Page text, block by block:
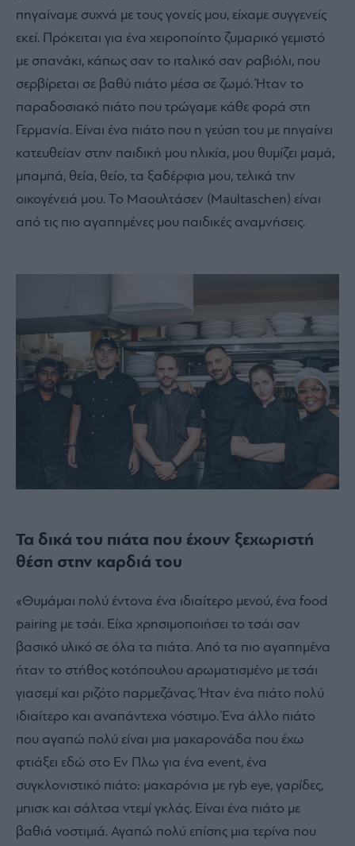
πηγαίναμε συχνά με τους γονείς μου, είχαμε συγγενείς
εκεί. Πρόκειται για ένα χειροποίητο ζυμαρικό γεμιστό
με σπανάκι, κάπως σαν το ιταλικό σαν ραβιόλι, που
σερβίρεται σε βαθύ πιάτο μέσα σε ζωμό. Ήταν το
παραδοσιακό πιάτο που τρώγαμε κάθε φορά στη
Γερμανία. Είναι ένα πιάτο που η γεύση του με πηγαίνει
κατευθείαν στην παιδική μου ηλικία, μου θυμίζει μαμά,
μπαμπά, θεία, θείο, τα ξαδέρφια μου, τελικά την
οικογένειά μου. Το Μαουλτάσεν (Maultaschen) είναι
από τις πιο αγαπημένες μου παιδικές αναμνήσεις.
Τα δικά του πιάτα που έχουν ξεχωριστή
θέση στην καρδιά του
«Θυμάμαι πολύ έντονα ένα ιδιαίτερο μενού, ένα food
pairing με τσάι. Είχα χρησιμοποιήσει το τσάι σαν
βασικό υλικό σε όλα τα πιάτα. Από τα πιο αγαπημένα
ήταν το στήθος κοτόπουλου αρωματισμένο με τσάι
γιασεμί και ριζότο παρμεζάνας. Ήταν ένα πιάτο πολύ
ιδιαίτερο και αναπάντεχα νόστιμο. Ένα άλλο πιάτο
που αγαπώ πολύ είναι μια μακαρονάδα που έχω
φτιάξει εδώ στο Εν Πλω για ένα event, ένα
συγκλονιστικό πιάτο: μακαρόνια με ryb eye, γαρίδες,
μπισκ και σάλτσα ντεμί γκλάς. Είναι ένα πιάτο με
βαθιά νοστιμιά. Αγαπώ πολύ επίσης μια τερίνα που